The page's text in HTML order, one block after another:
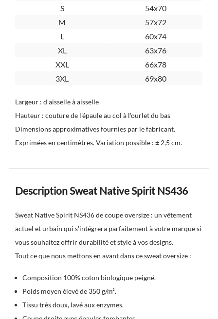
S
54x70
M
57x72
L
60x74
XL
63x76
XXL
66x78
3XL
69x80
Largeur : d'aisselle à aisselle
Hauteur : couture de l'épaule au col à l'ourlet du bas
Dimensions approximatives fournies par le fabricant.
Exprimées en centimètres. Variation possible : ± 2,5 cm.
Description Sweat Native Spirit NS436
Sweat Native Spirit NS436 de coupe oversize : un vêtement
actuel et urbain qui s'intégrera parfaitement à votre marque si
vous souhaitez offrir durabilité et style à vos designs.
Tout ce que nous mettons en avant dans ce sweat oversize :
Composition 100% coton biologique peigné.
Poids moyen élevé de 350 g/m².
Tissu très doux, lavé aux enzymes.